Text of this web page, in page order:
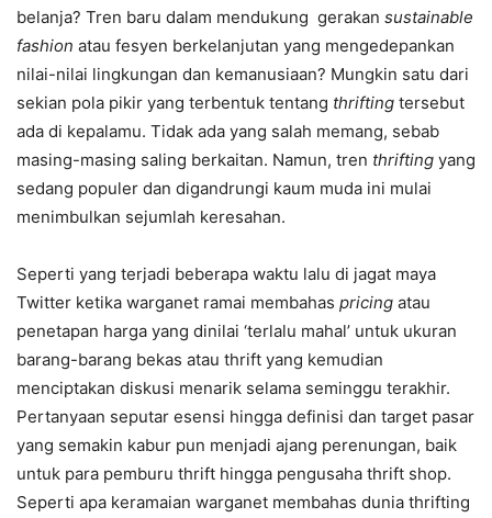
belanja? Tren baru dalam mendukung gerakan sustainable
fashion atau fesyen berkelanjutan yang mengedepankan
nilai-nilai lingkungan dan kemanusiaan? Mungkin satu dari
sekian pola pikir yang terbentuk tentang thrifting tersebut
ada di kepalamu. Tidak ada yang salah memang, sebab
masing-masing saling berkaitan. Namun, tren thrifting yang
sedang populer dan digandrungi kaum muda ini mulai
menimbulkan sejumlah keresahan.
Seperti yang terjadi beberapa waktu lalu di jagat maya
Twitter ketika warganet ramai membahas pricing atau
penetapan harga yang dinilai ‘terlalu mahal’ untuk ukuran
barang-barang bekas atau thrift yang kemudian
menciptakan diskusi menarik selama seminggu terakhir.
Pertanyaan seputar esensi hingga definisi dan target pasar
yang semakin kabur pun menjadi ajang perenungan, baik
untuk para pemburu thrift hingga pengusaha thrift shop.
Seperti apa keramaian warganet membahas dunia thrifting